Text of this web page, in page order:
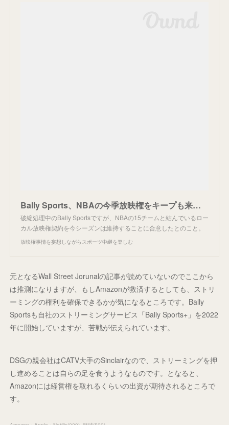
Bally Sports、NBAの今季放映権をキープも来季は不透明。
破綻処理中のBally Sportsですが、NBAの15チームと結んでいるロー
カル放映権契約を今シーズンは維持することに合意したとのこと。
放映権事情を妄想しながらスポーツ中継を楽しむ
元となるWall Street Jorunalの記事が読めていないのでここから
は推測になりますが、もしAmazonが救済するとしても、ストリ
ーミングの権利を確保できるかが気になるところです。Bally
Sportsも自社のストリーミングサービス「Bally Sports+」を2022
年に開始していますが、苦戦が伝えられています。
DSGの親会社はCATV大手のSinclairなので、ストリーミングを押
し進めることは自らの足を食うようなものです。となると、
Amazonには経営権を取れるくらいの出資が期待されるところで
す。